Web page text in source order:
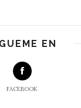
EN
FACEBOOK